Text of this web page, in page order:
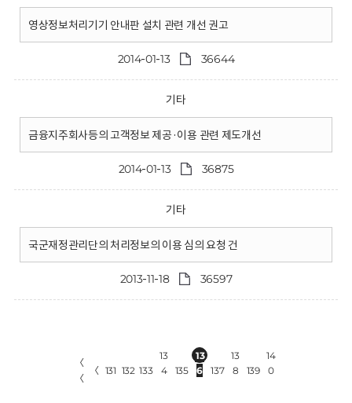
영상정보처리기기 안내판 설치 관련 개선 권고
2014-01-13 36644
기타
금융지주회사등의 고객정보 제공·이용 관련 제도개선
2014-01-13 36875
기타
국군재정관리단의 처리정보의 이용 심의 요청 건
2013-11-18 36597
〈
〈
〈 131 132 133
13
4
135
13
6
137
13
8
139
14
0